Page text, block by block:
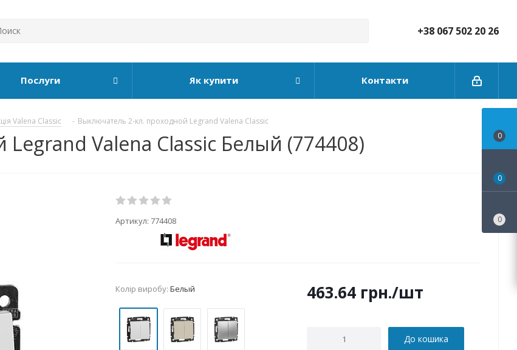
+38 067 502 20 26
Послуги Як купити Контакти
Valena Classic - Выключатель 2-кл. проходной Legrand Valena Classic
Valena Classic Белый (774408)
Артикул: 774408
Колір виробу: Белый 463.64 грн./шт
До кошика
0
0
0